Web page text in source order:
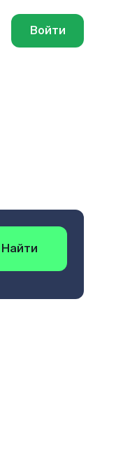
Войти
Найти